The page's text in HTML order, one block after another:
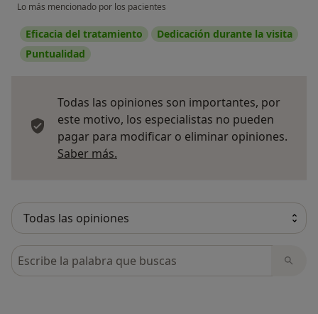
Lo más mencionado por los pacientes
Eficacia del tratamiento
Dedicación durante la visita
Puntualidad
Todas las opiniones son importantes, por
este motivo, los especialistas no pueden
pagar para modificar o eliminar opiniones.
Saber más.
Busca en opiniones